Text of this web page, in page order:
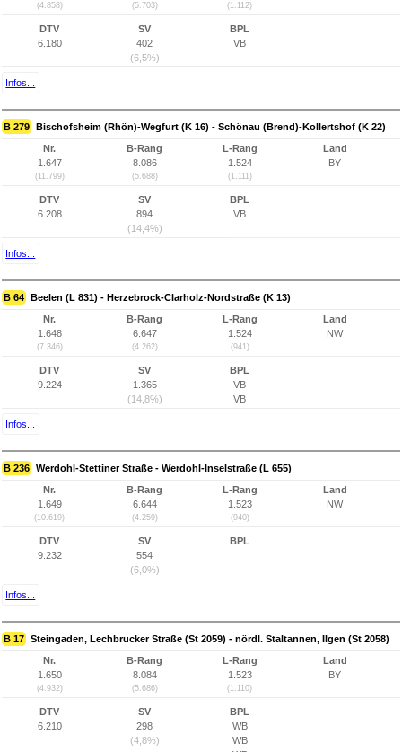
(4.858) (5.703) (1.112)
DTV
6.180
SV
402
(6,5%)
BPL
VB
Infos...
B 279 Bischofsheim (Rhön)-Wegfurt (K 16) - Schönau (Brend)-Kollertshof (K 22)
Nr.
1.647
(11.799)
B-Rang
8.086
(5.688)
L-Rang
1.524
(1.111)
Land
BY
DTV
6.208
SV
894
(14,4%)
BPL
VB
Infos...
B 64 Beelen (L 831) - Herzebrock-Clarholz-Nordstraße (K 13)
Nr.
1.648
(7.346)
B-Rang
6.647
(4.262)
L-Rang
1.524
(941)
Land
NW
DTV
9.224
SV
1.365
(14,8%)
BPL
VB
VB
Infos...
B 236 Werdohl-Stettiner Straße - Werdohl-Inselstraße (L 655)
Nr.
1.649
(10.619)
B-Rang
6.644
(4.259)
L-Rang
1.523
(940)
Land
NW
DTV
9.232
SV
554
(6,0%)
BPL
Infos...
B 17 Steingaden, Lechbrucker Straße (St 2059) - nördl. Staltannen, Ilgen (St 2058)
Nr.
1.650
(4.932)
B-Rang
8.084
(5.686)
L-Rang
1.523
(1.110)
Land
BY
DTV
6.210
SV
298
(4,8%)
BPL
WB
WB